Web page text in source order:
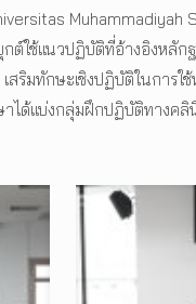
Muhammadiyah
กต์ใช้แนวปฏิบัติที่อ้างอิงห
เสริมทักษะเชิงปฏิบัติในก
าได้แบ่งกลุ่มฝึกปฏิบัติทาง